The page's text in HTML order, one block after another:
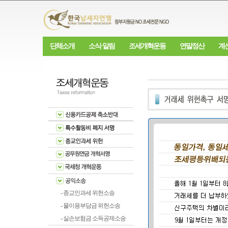
단체소개 소식·알림 조세개혁운동 연말정산 계
- 종교인과세 위헌소송
- 물이용부담금 위헌소송
- 실손보험금 소득공제소송